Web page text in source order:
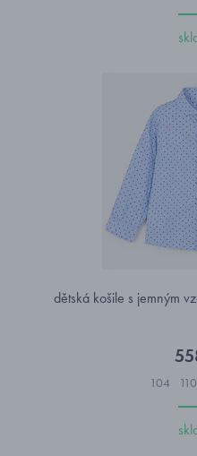
dětská košile s jemným
104 110